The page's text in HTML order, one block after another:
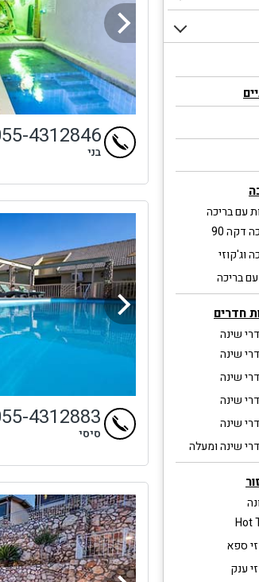
עם בריכה
דקה 90
וג'קוזי
עם בריכה
חדרים
ספא
ענק
4312846
בני
4312883
סיסי